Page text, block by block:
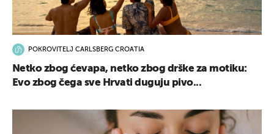
POKROVITELJ CARLSBERG CROATIA
Netko zbog ćevapa, netko zbog drške za motiku:
Evo zbog čega sve Hrvati duguju pivo...